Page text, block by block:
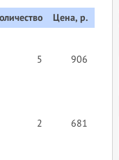
Цена, р.
5 906
2 681